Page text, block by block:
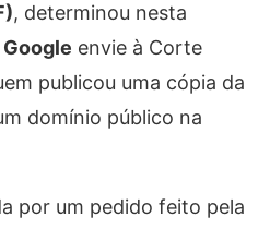
, determinou nesta
Google envie à Corte
publicou uma cópia da
domínio público na
por um pedido feito pela